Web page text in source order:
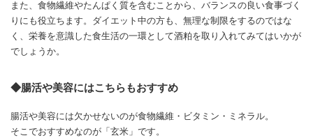
また、食物繊維やたんぱく質を含むことから、バランスの良い食事づく
りにも役立ちます。ダイエット中の方も、無理な制限をするのではな
く、栄養を意識した食生活の一環として酒粕を取り入れてみてはいかが
でしょうか。
◆腸活や美容にはこちらもおすすめ
腸活や美容には欠かせないのが食物繊維・ビタミン・ミネラル。
そこでおすすめなのが「玄米」です。